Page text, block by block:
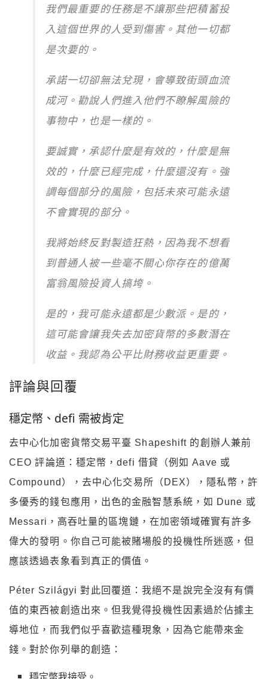
我們最重要的任務是不讓那些把積蓄投
入這個世界的人受到傷害。其他一切都
是次要的。
承諾一切卻無法兌現，會導致街頭血流
成河。勸說人們進入他們不瞭解風險的
事物中，也是一樣的。
要誠實，承認什麼是有效的，什麼是無
效的，什麼已經完成，什麼還沒有。強
調每個部分的風險，包括未來可能永遠
不會實現的部分。
我將始終反對製造狂熱，因為我不想看
到普通人被一些毫不關心你存在的億萬
富翁風險投資人搞垮。
是的，我可能永遠都是少數派。是的，
這可能會讓我失去加密貨幣的多數潛在
收益。我認為公平比財務收益更重要。
評論與回覆
穩定幣、defi 需被肯定
去中心化加密貨幣交易平臺 Shapeshift 的創辦人兼前
CEO 評論道：穩定幣，defi 借貸（例如 Aave 或
Compound），去中心化交易所（DEX），隱私幣，許
多優秀的錢包應用，出色的金融智慧系統，如 Dune 或
Messari，高吞吐量的區塊鏈，在加密領域確實有許多
偉大的發明。你自己可能被賭場般的投機性所迷惑，但
應該透過表象看到真正的價值。
Péter Szilágyi 對此回覆道：我絕不是說完全沒有有價
值的東西被創造出來。但我覺得投機性因素過於佔據主
導地位，而我們似乎喜歡這種現象，因為它能帶來金
錢。對於你列舉的創造：
穩定幣我接受。